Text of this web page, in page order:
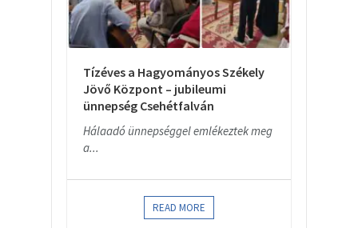
Tízéves a Hagyományos Székely
Jövő Központ – jubileumi
ünnepség Csehétfalván
Hálaadó ünnepséggel emlékeztek meg
a...
READ MORE